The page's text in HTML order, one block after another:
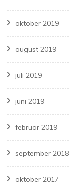
oktober 2019
august 2019
juli 2019
juni 2019
februar 2019
september 2018
oktober 2017